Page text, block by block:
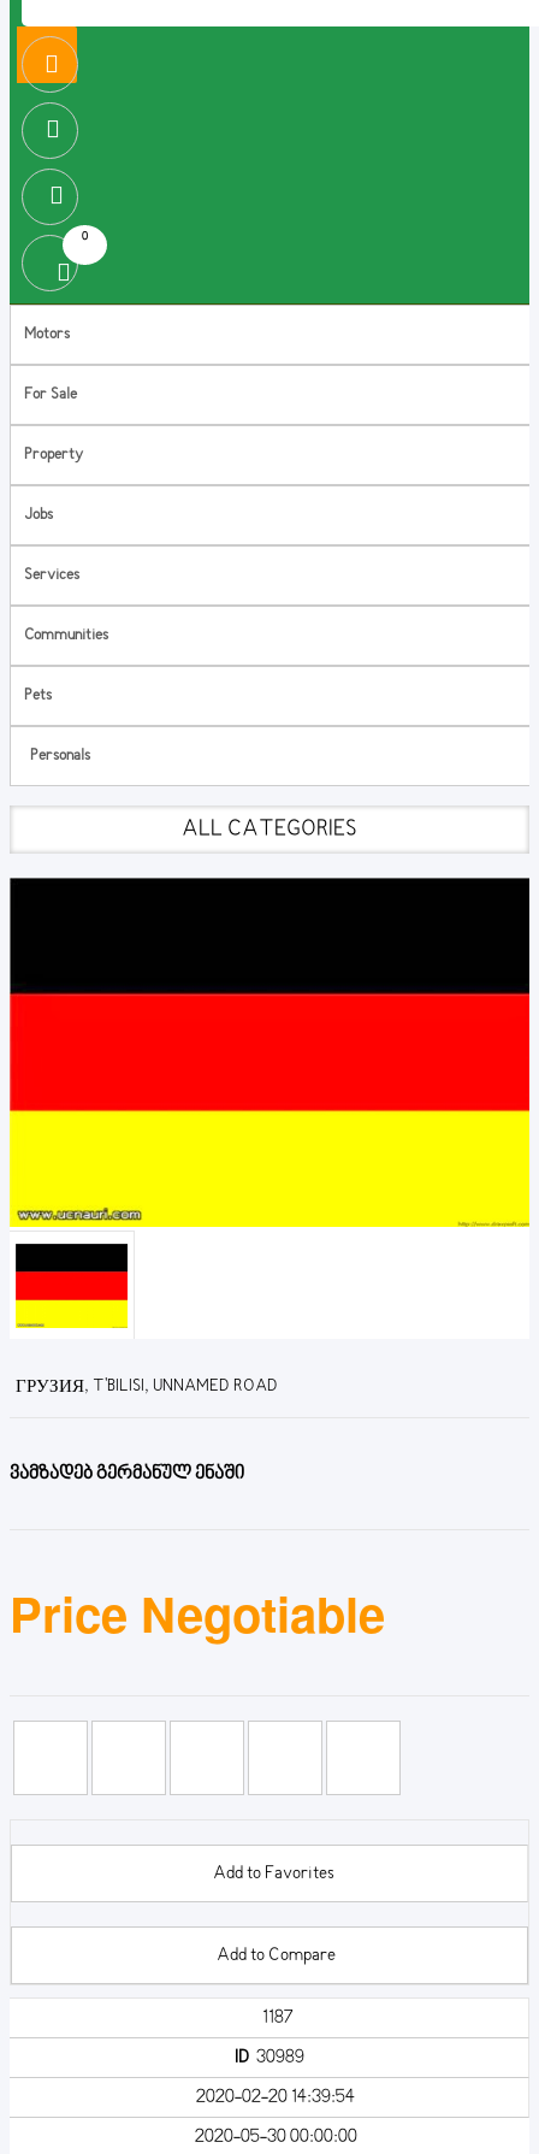
0
Motors
For Sale
Property
Jobs
Services
Communities
Pets
Personals
ALL CATEGORIES
ГРУЗИЯ, T'BILISI, UNNAMED ROAD
ვამზადებ გერმანულ ენაში
Price Negotiable
Add to Favorites
Add to Compare
1187
ID30989
2020-02-20 14:39:54
2020-05-30 00:00:00